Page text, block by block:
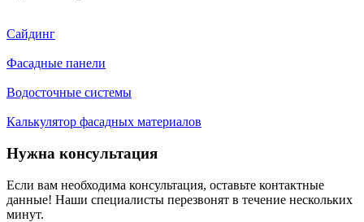
Сайдинг
Фасадные панели
Водосточные системы
Калькулятор фасадных материалов
Нужна консультация
Если вам необходима консультация, оставьте контактные
данные! Наши специалисты перезвонят в течение нескольких
минут.